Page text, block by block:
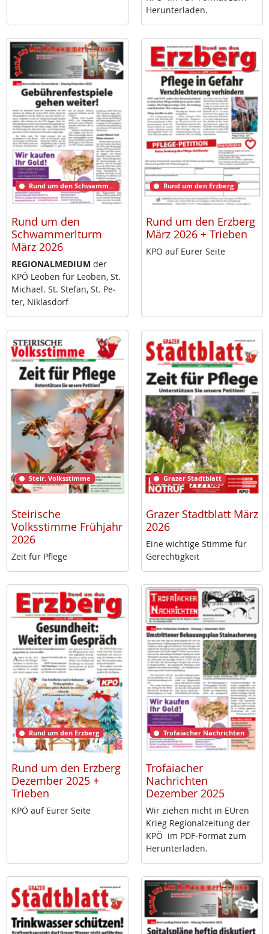
Her­un­ter­la­den.
Rund um den Schwammerlturm
Rund um den
Schwammerlturm
März 2026
RE­GIO­NAL­ME­DI­UM der
KPÖ Leo­ben für Leo­ben, St.
Mi­cha­el. St. Ste­fan, St. Pe­
ter, Niklas­dorf
Rund um den Erzberg
Rund um den Erzberg
März 2026 + Trieben
KPÖ auf Eu­rer Sei­te
Steir. Volksstimme
Steirische
Volksstimme Frühjahr
2026
Zeit für Pf­le­ge
Grazer Stadtblatt
Grazer Stadtblatt März
2026
Ei­ne wich­ti­ge Stim­me für
Ge­rech­tig­keit
Rund um den Erzberg
Rund um den Erzberg
Dezember 2025 +
Trieben
KPÖ auf Eu­rer Sei­te
Trofaiacher Nachrichten
Trofaiacher
Nachrichten
Dezember 2025
Wir zie­hen nicht in EU­ren
Krieg Re­gio­nal­zei­tung der
KPÖ im PDF-For­mat zum
Her­un­ter­la­den.